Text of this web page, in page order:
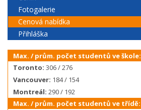
Fotogalerie
Cenová nabídka
Přihláška
Max. / prům. počet studentů ve škole:
Toronto: 306 / 276
Vancouver: 184 / 154
Montreál: 290 / 192
Max. / prům. počet studentů ve třídě: